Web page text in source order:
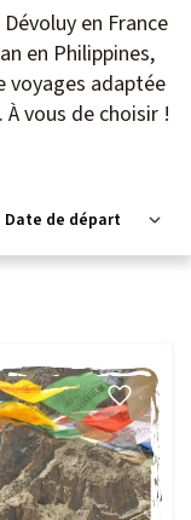
en France
en Philippines,
voyages adaptée
vous de choisir !